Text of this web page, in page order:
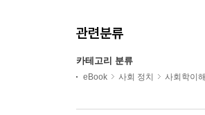
관련분류
카테고리 분류
eBook 사회 정치 사회학이해